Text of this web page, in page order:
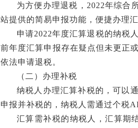
为方便办理退税， 2022年综合
站提供的简易申报功能，便捷办理汇
申请2022年度汇算退税的纳税
前年度汇算申报存在疑点但未更正
依法申请退税。
（二）办理补税
纳税人办理汇算补税的，可以
申报并补税的，纳税人需通过个税
汇算需补税的纳税人，汇算期